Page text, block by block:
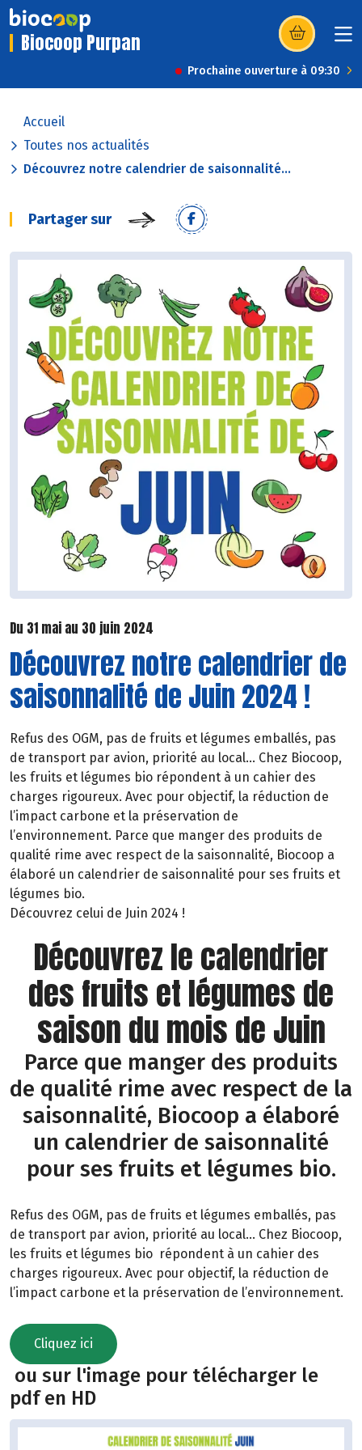
Biocoop Purpan (s’ouvre dans
Prochaine ouverture à 09:30
Accueil
Toutes nos actualités
Découvrez notre calendrier de saisonnalité...
Partager sur
Du 31 mai au 30 juin 2024
Découvrez notre calendrier de
saisonnalité de Juin 2024 !
Refus des OGM, pas de fruits et légumes emballés, pas
de transport par avion, priorité au local… Chez Biocoop,
les fruits et légumes bio répondent à un cahier des
charges rigoureux. Avec pour objectif, la réduction de
l’impact carbone et la préservation de
l’environnement. Parce que manger des produits de
qualité rime avec respect de la saisonnalité, Biocoop a
élaboré un calendrier de saisonnalité pour ses fruits et
légumes bio.
Découvrez celui de Juin 2024 !
Découvrez le calendrier
des fruits et légumes de
saison du mois de Juin
Parce que manger des produits
de qualité rime avec respect de la
saisonnalité, Biocoop a élaboré
un calendrier de saisonnalité
pour ses fruits et légumes bio.
Refus des OGM, pas de fruits et légumes emballés, pas
de transport par avion, priorité au local… Chez Biocoop,
les fruits et légumes bio répondent à un cahier des
charges rigoureux. Avec pour objectif, la réduction de
l’impact carbone et la préservation de l’environnement.
Cliquez ici
ou sur l'image pour télécharger le
pdf en HD